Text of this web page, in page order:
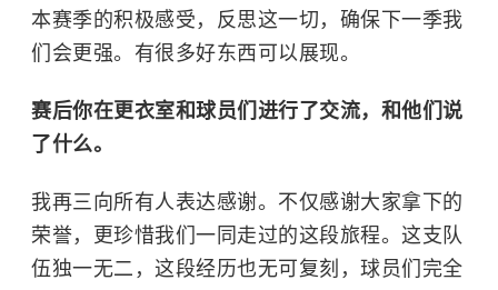
本赛季的积极感受，反思这一切，确保下一季我
们会更强。有很多好东西可以展现。
赛后你在更衣室和球员们进行了交流，和他们说
了什么。
我再三向所有人表达感谢。不仅感谢大家拿下的
荣誉，更珍惜我们一同走过的这段旅程。这支队
伍独一无二，这段经历也无可复刻，球员们完全